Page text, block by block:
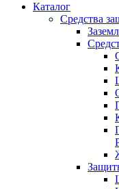
Каталог
Средства